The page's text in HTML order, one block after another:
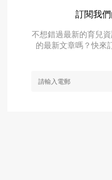
訂閱我
不想錯過最新的育兒
的最新文章嗎？快來